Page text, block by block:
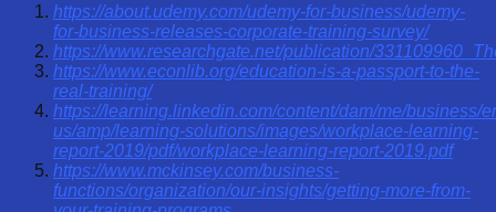
https://about.udemy.com/udemy-for-business/udemy-
for-business-releases-corporate-training-survey/
https://www.researchgate.net/publication/
https://www.econlib.org/education-is-a-passport-to-the-
real-training/
https://learning.linkedin.com/content/dam/me/business/
us/amp/learning-solutions/images/workplace-learning-
report-2019/pdf/workplace-learning-report-2019.pdf
https://www.mckinsey.com/business-
functions/organization/our-insights/getting-more-from-